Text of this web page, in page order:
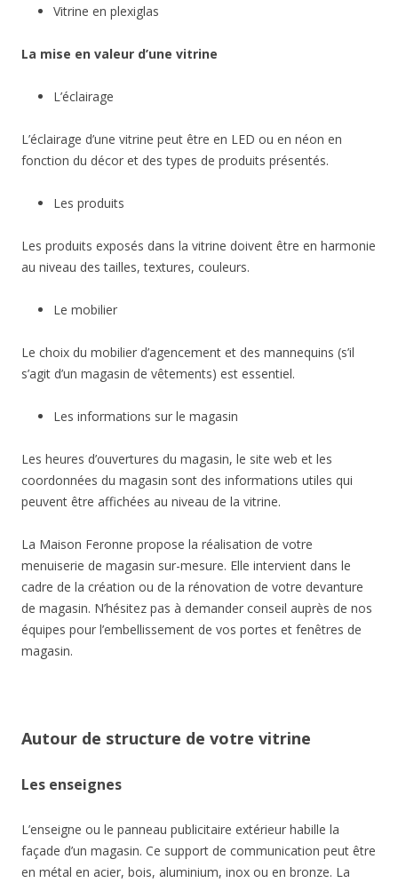
Vitrine en plexiglas
La mise en valeur d’une vitrine
L’éclairage
L’éclairage d’une vitrine peut être en LED ou en néon en
fonction du décor et des types de produits présentés.
Les produits
Les produits exposés dans la vitrine doivent être en harmonie
au niveau des tailles, textures, couleurs.
Le mobilier
Le choix du mobilier d’agencement et des mannequins (s’il
s’agit d’un magasin de vêtements) est essentiel.
Les informations sur le magasin
Les heures d’ouvertures du magasin, le site web et les
coordonnées du magasin sont des informations utiles qui
peuvent être affichées au niveau de la vitrine.
La Maison Feronne propose la réalisation de votre
menuiserie de magasin sur-mesure. Elle intervient dans le
cadre de la création ou de la rénovation de votre devanture
de magasin. N’hésitez pas à demander conseil auprès de nos
équipes pour l’embellissement de vos portes et fenêtres de
magasin.
Autour de structure de votre vitrine
Les enseignes
L’enseigne ou le panneau publicitaire extérieur habille la
façade d’un magasin. Ce support de communication peut être
en métal en acier, bois, aluminium, inox ou en bronze. La